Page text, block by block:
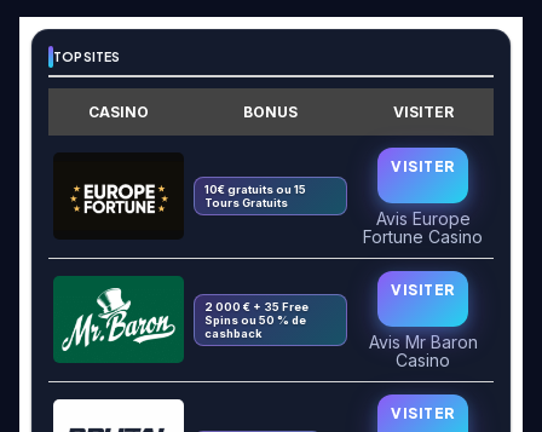
TOP SITES
CASINO BONUS VISITER
10€ gratuits ou 15
Tours Gratuits
VISITER
Avis Europe
Fortune Casino
2 000 € + 35 Free
Spins ou 50 % de
cashback
VISITER
Avis Mr Baron
Casino
VISITER